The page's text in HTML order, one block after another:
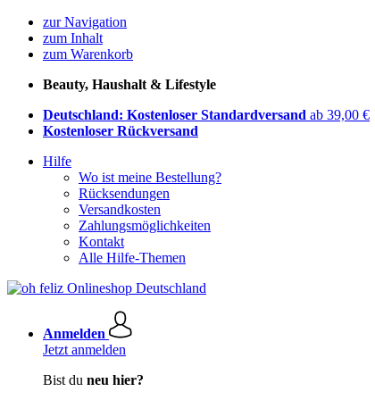
zur Navigation
zum Inhalt
zum Warenkorb
Beauty, Haushalt & Lifestyle
Deutschland: Kostenloser Standardversand ab 39,00 €
Kostenloser Rückversand
Hilfe
Wo ist meine Bestellung?
Rücksendungen
Versandkosten
Zahlungsmöglichkeiten
Kontakt
Alle Hilfe-Themen
Anmelden
Jetzt anmelden
Bist du neu hier?